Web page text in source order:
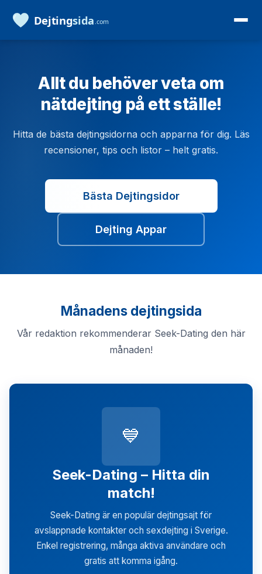
Allt du behöver veta om
nätdejting på ett ställe!
Hitta de bästa dejtingsidorna och apparna för dig. Läs
recensioner, tips och listor – helt gratis.
Bästa Dejtingsidor
Dejting Appar
Månadens dejtingsida
Vår redaktion rekommenderar Seek-Dating den här
månaden!
💙
Seek-Dating – Hitta din
match!
Seek-Dating är en populär dejtingsajt för
avslappnade kontakter och sexdejting i Sverige.
Enkel registrering, många aktiva användare och
gratis att komma igång.